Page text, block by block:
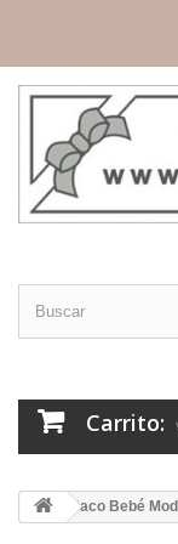
Carrito:
Saco Bebé